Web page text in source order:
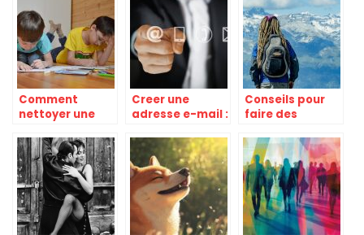
Comment
nettoyer une
marqueur
indelebile?
Creer une
adresse e-mail :
suivre
Conseils pour
faire des